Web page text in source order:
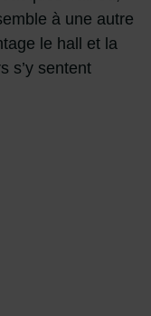
à une autre
le hall et la
s’y sentent